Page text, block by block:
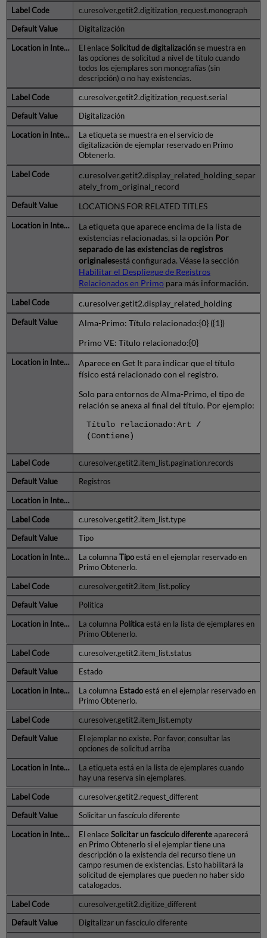
c.uresolver.getit2.digitization_request.monograph
Digitalización
El enlace Solicitud de digitalización se muestra en
las opciones de solicitud a nivel de título cuando
todos los ejemplares son monografías (sin
descripción) o no hay existencias.
c.uresolver.getit2.digitization_request.serial
Digitalización
La etiqueta se muestra en el servicio de
digitalización de ejemplar reservado en Primo
Obtenerlo.
c.uresolver.getit2.display_related_holding_separ
ately_from_original_record
LOCATIONS FOR RELATED TITLES
La etiqueta que aparece encima de la lista de
existencias relacionadas, si la opción Por
separado de las existencias de registros
originalesestá configurada. Véase la sección
Habilitar el Despliegue de Registros
Relacionados en Primo para más información.
c.uresolver.getit2.display_related_holding
Alma-Primo:Título relacionado:{0} ({1})
Primo VE:Título relacionado:{0}
Aparece en Get It para indicar que el título
físico está relacionado con el registro.
Solo para entornos de Alma-Primo, el tipo de
relación se anexa al final del título. Por ejemplo:
Título relacionado:Art /
(Contiene)
c.uresolver.getit2.item_list.pagination.records
Registros
c.uresolver.getit2.item_list.type
Tipo
La columnaTipoestá en el ejemplar reservado en
Primo Obtenerlo.
c.uresolver.getit2.item_list.policy
Política
La columna Política está en la lista de ejemplares en
Primo Obtenerlo.
c.uresolver.getit2.item_list.status
Estado
La columna Estadoestá en el ejemplar reservado en
Primo Obtenerlo.
c.uresolver.getit2.item_list.empty
El ejemplar no existe. Por favor, consultar las
opciones de solicitud arriba
La etiqueta está en la lista de ejemplares cuando
hay una reserva sin ejemplares.
c.uresolver.getit2.request_different
Solicitar un fascículo diferente
El enlaceSolicitar un fascículo diferente aparecerá
en Primo Obtenerlo si el ejemplar tiene una
descripción o la existencia del recurso tiene un
campo resumen de existencias. Esto habilitará la
solicitud de ejemplares que pueden no haber sido
catalogados.
c.uresolver.getit2.digitize_different
Digitalizar un fascículo diferente